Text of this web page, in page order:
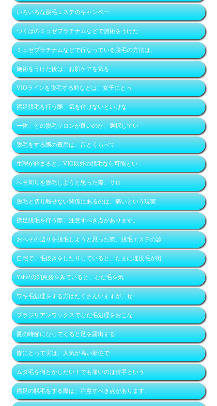
いろいろな脱毛エステのキャンペー
つくばのミュゼプラチナムなどで施術をうけた
ミュゼプラチナムなどで行なっている脱毛の方法は、
施術をうけた後は、お肌ケアを気を
VIOラインを脱毛する時などは、女子にとっ
襟足脱毛を行う際、気を付けないといけな
一体、どの脱毛サロンが良いのか、選択してい
脱毛をする際の費用は、昔とくらべて
生理が始まると、VIO以外の脱毛なら可能とい
へそ周りを脱毛しようと思った際、サロ
脱毛と切り離せない関係にあるのは、痛いという現実
襟足脱毛を行う際、注意すべき点があります。
おへその辺りを脱毛しようと思った際、脱毛エステの診
自宅で、毛抜きをしたりしていると、たまに埋没毛が出
Yaho!の知恵袋をみていると、むだ毛を気
ワキ毛処理をする方はたくさんいますが、せ
ブラジリアンワックスでむだ毛処理をおこな
夏の時節になってくると足を露出する
皆にとって実は、人気が高い部位で
ムダ毛を何とかしたい！でも痛いのは苦手という
襟足の脱毛をする際は、注意すべき点があります。